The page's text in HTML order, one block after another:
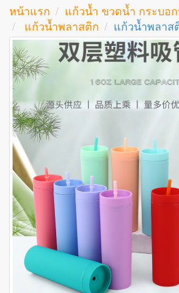
หน้าแรก
แก้วน้ำ ขวดน้ำ กระบอ
แก้วน้ำพลาสติก
แก้วน้ำพลาส